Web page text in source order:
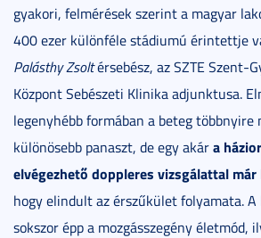
gyakori, felmérések szerint a magyar
400 ezer különféle stádiumú érintettje
Palásthy Zsoltérsebész, az SZTE Szent-
Központ Sebészeti Klinika adjunktusa.
legenyhébb formában a beteg többnyire
különösebb panaszt, de egy akára
elvégezhető doppleres vizsgálattal
hogy elindult az érszűkület folyamata. A
sokszor épp a mozgásszegény életmód,